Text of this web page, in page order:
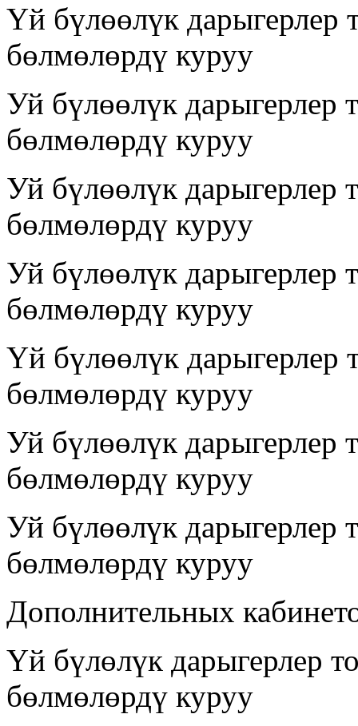
Үй бүлөөлүк дарыгерлер
бөлмөлөрдү куруу
Уй бүлөөлүк дарыгерлер
бөлмөлөрдү куруу
Уй бүлөөлүк дарыгерлер
бөлмөлөрдү куруу
Уй бүлөөлүк дарыгерлер
бөлмөлөрдү куруу
Үй бүлөөлүк дарыгерлер
бөлмөлөрдү куруу
Уй бүлөөлүк дарыгерлер
бөлмөлөрдү куруу
Уй бүлөөлүк дарыгерлер
бөлмөлөрдү куруу
Дополнительных
Үй бүлөлүк дарыгерлер
бөлмөлөрдү куруу